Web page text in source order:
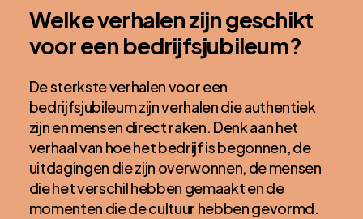
Welke verhalen zijn geschikt
voor een bedrijfsjubileum?
De sterkste verhalen voor een
bedrijfsjubileum zijn verhalen die authentiek
zijn en mensen direct raken. Denk aan het
verhaal van hoe het bedrijf is begonnen, de
uitdagingen die zijn overwonnen, de mensen
die het verschil hebben gemaakt en de
momenten die de cultuur hebben gevormd.